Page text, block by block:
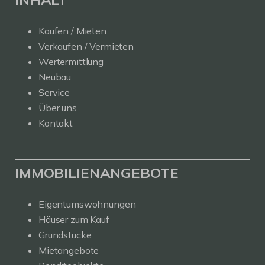
Kaufen / Mieten
Verkaufen / Vermieten
Wertermittlung
Neubau
Service
Über uns
Kontakt
IMMOBILIENANGEBOTE
Eigentumswohnungen
Häuser zum Kauf
Grundstücke
Mietangebote